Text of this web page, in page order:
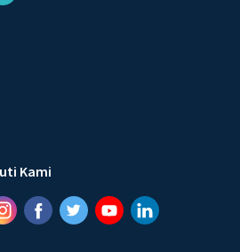
Kami